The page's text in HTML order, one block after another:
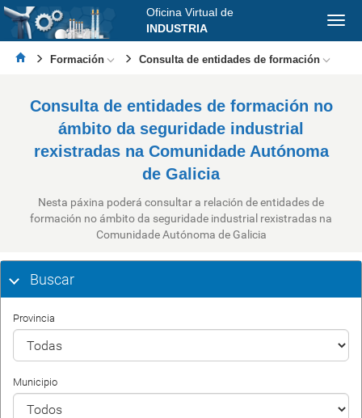
Abrir
Oficina Virtual de
INDUSTRIA
Formación Consulta de entidades de formación
Consulta de entidades de formación no
ámbito da seguridade industrial
rexistradas na Comunidade Autónoma
de Galicia
Nesta páxina poderá consultar a relación de entidades de
formación no ámbito da seguridade industrial rexistradas na
Comunidade Autónoma de Galicia
Buscar
Provincia
Municipio